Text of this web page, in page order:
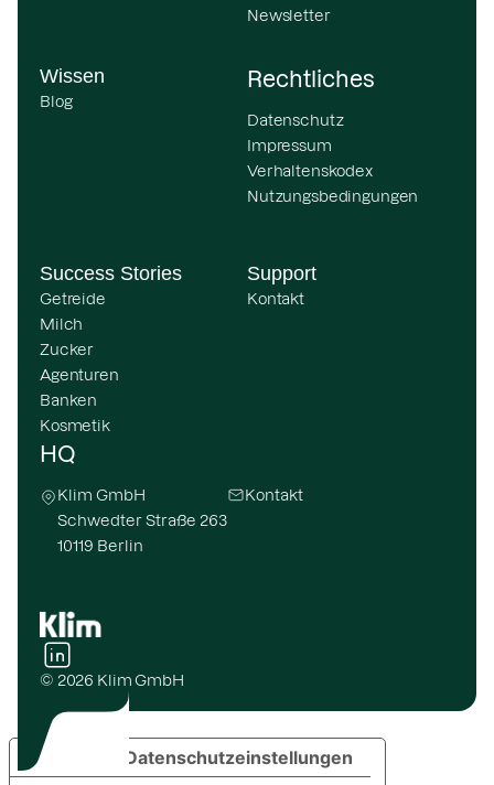
Newsletter
Wissen
Blog
Rechtliches
Datenschutz
Impressum
Verhaltenskodex
Nutzungsbedingungen
Success Stories
Getreide
Milch
Zucker
Agenturen
Banken
Kosmetik
Support
Kontakt
HQ
Klim GmbH
Schwedter Straße 263
10119 Berlin
Kontakt
© 2026 Klim GmbH
Ihre Datenschutzeinstellungen